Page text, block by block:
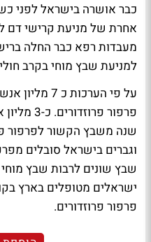
כבר אושרה בישראל לפני
אחרת של מניעת קרישי דם
מעבדות רפא כבר החלה
למניעת שבץ מוחי בקרב
על פי הערכות
פרפור
ישראלים מטופלים בארץ
פרפור פרוזדורים.